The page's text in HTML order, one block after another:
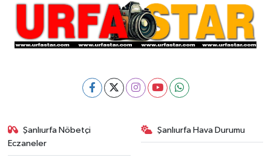
Şanlıurfa Nöbetçi
Eczaneler
Şanlıurfa Hava Durumu